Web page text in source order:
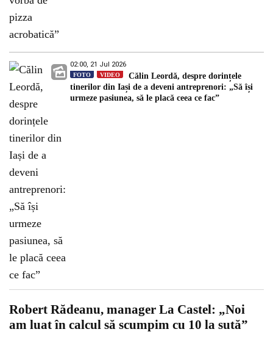
02:00, 21 Jul 2026
FOTO VIDEO
Călin Leordă, despre dorințele
tinerilor din Iași de a deveni antreprenori: „Să își
urmeze pasiunea, să le placă ceea ce fac”
Robert Rădeanu, manager La Castel: „Noi
am luat în calcul să scumpim cu 10 la sută”